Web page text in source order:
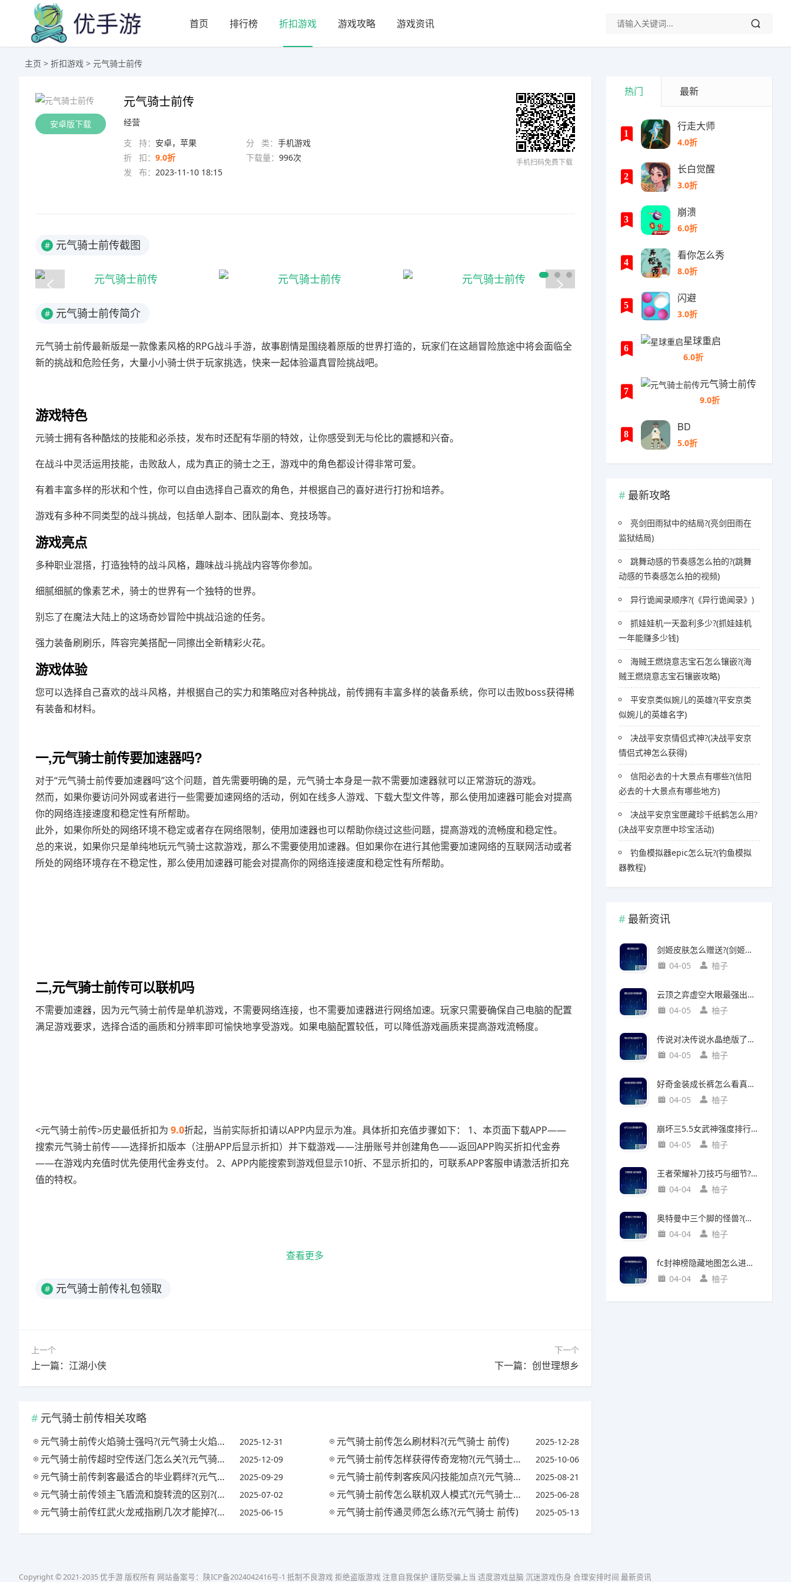
首页 排行榜 折扣游戏 游戏攻略 游戏资讯
主页 > 折扣游戏 > 元气骑士前传
安卓版下载
元气骑士前传
经营
支 持： 安卓，苹果 分 类： 手机游戏
折 扣： 9.0折 下载量： 996次
发 布： 2023-11-10 18:15
手机扫码免费下载
# 元气骑士前传截图
# 元气骑士前传简介
元气骑士前传最新版是一款像素风格的RPG战斗手游，故事剧情是围绕着原版的世界打造的，玩家们在这趟冒险旅途中将会面临全
新的挑战和危险任务，大量小小骑士供于玩家挑选，快来一起体验逼真冒险挑战吧。
游戏特色
元骑士拥有各种酷炫的技能和必杀技，发布时还配有华丽的特效，让你感受到无与伦比的震撼和兴奋。
在战斗中灵活运用技能，击败敌人，成为真正的骑士之王，游戏中的角色都设计得非常可爱。
有着丰富多样的形状和个性，你可以自由选择自己喜欢的角色，并根据自己的喜好进行打扮和培养。
游戏有多种不同类型的战斗挑战，包括单人副本、团队副本、竞技场等。
游戏亮点
多种职业混搭，打造独特的战斗风格，趣味战斗挑战内容等你参加。
细腻细腻的像素艺术，骑士的世界有一个独特的世界。
别忘了在魔法大陆上的这场奇妙冒险中挑战沿途的任务。
强力装备刷刷乐，阵容完美搭配一同擦出全新精彩火花。
游戏体验
您可以选择自己喜欢的战斗风格，并根据自己的实力和策略应对各种挑战，前传拥有丰富多样的装备系统，你可以击败boss获得稀
有装备和材料。
一,元气骑士前传要加速器吗?
对于“元气骑士前传要加速器吗”这个问题，首先需要明确的是，元气骑士本身是一款不需要加速器就可以正常游玩的游戏。
然而，如果你要访问外网或者进行一些需要加速网络的活动，例如在线多人游戏、下载大型文件等，那么使用加速器可能会对提高
你的网络连接速度和稳定性有所帮助。
此外，如果你所处的网络环境不稳定或者存在网络限制，使用加速器也可以帮助你绕过这些问题，提高游戏的流畅度和稳定性。
总的来说，如果你只是单纯地玩元气骑士这款游戏，那么不需要使用加速器。但如果你在进行其他需要加速网络的互联网活动或者
所处的网络环境存在不稳定性，那么使用加速器可能会对提高你的网络连接速度和稳定性有所帮助。
二,元气骑士前传可以联机吗
不需要加速器，因为元气骑士前传是单机游戏，不需要网络连接，也不需要加速器进行网络加速。玩家只需要确保自己电脑的配置
满足游戏要求，选择合适的画质和分辨率即可愉快地享受游戏。如果电脑配置较低，可以降低游戏画质来提高游戏流畅度。
<元气骑士前传>历史最低折扣为 9.0折起，当前实际折扣请以APP内显示为准。具体折扣充值步骤如下： 1、本页面下载APP——
搜索元气骑士前传——选择折扣版本（注册APP后显示折扣）并下载游戏——注册账号并创建角色——返回APP购买折扣代金券
——在游戏内充值时优先使用代金券支付。 2、APP内能搜索到游戏但显示10折、不显示折扣的，可联系APP客服申请激活折扣充
值的特权。
查看更多
# 元气骑士前传礼包领取
上一个
上一篇：江湖小侠
下一个
下一篇：创世理想乡
元气骑士前传相关攻略
元气骑士前传火焰骑士强吗?(元气骑士火焰剑厉害吗) 2025-12-31 元气骑士前传怎么刷材料?(元气骑士 前传) 2025-12-28
元气骑士前传超时空传送门怎么关?(元气骑士超时空旅行是什么) 2025-12-09 元气骑士前传怎样获得传奇宠物?(元气骑士前传怎样获得传奇宠物武器) 2025-10-06
元气骑士前传刺客最适合的毕业羁绊?(元气骑士刺客值得培养吗) 2025-09-29 元气骑士前传刺客疾风闪技能加点?(元气骑士刺客技能123哪个好) 2025-08-21
元气骑士前传领主飞盾流和旋转流的区别?(元气骑士盾牌飞舞) 2025-07-02 元气骑士前传怎么联机双人模式?(元气骑士联机视频教程) 2025-06-28
元气骑士前传红武火龙戒指刷几次才能掉?(元气骑士火龙怎么打) 2025-06-15 元气骑士前传通灵师怎么练?(元气骑士 前传) 2025-05-13
热门 最新
1
行走大师
4.0折
2
长白觉醒
3.0折
3
崩溃
6.0折
4
看你怎么秀
8.0折
5
闪避
3.0折
6
星球重启
6.0折
7
元气骑士前传
9.0折
8
BD
5.0折
最新攻略
亮剑田雨狱中的结局?(亮剑田雨在
监狱结局)
跳舞动感的节奏感怎么拍的?(跳舞
动感的节奏感怎么拍的视频)
异行诡闻录顺序?(《异行诡闻录》)
抓娃娃机一天盈利多少?(抓娃娃机
一年能赚多少钱)
海贼王燃烧意志宝石怎么镶嵌?(海
贼王燃烧意志宝石镶嵌攻略)
平安京类似婉儿的英雄?(平安京类
似婉儿的英雄名字)
决战平安京情侣式神?(决战平安京
情侣式神怎么获得)
信阳必去的十大景点有哪些?(信阳
必去的十大景点有哪些地方)
决战平安京宝匣藏珍千纸鹤怎么用?
(决战平安京匣中珍宝活动)
钓鱼模拟器epic怎么玩?(钓鱼模拟
器教程)
最新资讯
剑姬皮肤怎么赠送?(剑姬皮肤怎么赠送给别人)
04-05
柚子
云顶之弈虚空大眼最强出装?(云顶之弈虚空之眼出装)
04-05
柚子
传说对决传说水晶绝版了吗?(传说对决 传说水晶)
04-05
柚子
好奇金装成长裤怎么看真假?(好奇金装成长裤怎么看真假鉴别)
04-05
柚子
崩坏三5.5女武神强度排行?(崩坏三5.2女武神强度)
04-05
柚子
王者荣耀补刀技巧与细节?(王者荣耀补刀技巧视频)
04-04
柚子
奥特曼中三个脚的怪兽?(奥特曼中三个脚的怪兽叫什么)
04-04
柚子
fc封神榜隐藏地图怎么进入?(fc封神榜 隐藏)
04-04
柚子
Copyright © 2021-2035 优手游 版权所有 网站备案号： 陕ICP备2024042416号-1 抵制不良游戏 拒绝盗版游戏 注意自我保护 谨防受骗上当 适度游戏益脑 沉迷游戏伤身 合理安排时间 最新资讯